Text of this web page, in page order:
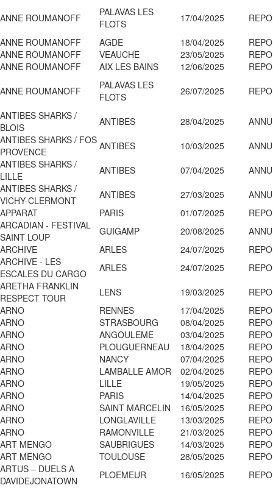
ANNE ROUMANOFF
PALAVAS LES
FLOTS
17/04/2025
ANNE ROUMANOFF
AGDE 18/04/2025
ANNE ROUMANOFF
VEAUCHE 23/05/2025
ANNE ROUMANOFF
AIX LES BAINS 12/06/2025
ANNE ROUMANOFF
PALAVAS LES
FLOTS
26/07/2025
ANTIBES SHARKS /
BLOIS
ANTIBES 28/04/2025
ANTIBES SHARKS / FOS
PROVENCE
ANTIBES 10/03/2025
ANTIBES SHARKS /
LILLE
ANTIBES 07/04/2025
ANTIBES SHARKS /
VICHY-CLERMONT
ANTIBES 27/03/2025
APPARAT
PARIS 01/07/2025
ARCADIAN - FESTIVAL
SAINT LOUP
GUIGAMP 20/08/2025
ARCHIVE
ARLES 24/07/2025
ARCHIVE - LES
ESCALES DU CARGO
ARLES 24/07/2025
ARETHA FRANKLIN
RESPECT TOUR
LENS 19/03/2025
ARNO
RENNES 17/04/2025
ARNO
STRASBOURG 08/04/2025
ARNO
ANGOULEME 03/04/2025
ARNO
PLOUGUERNEAU 18/04/2025
ARNO
NANCY 07/04/2025
ARNO
LAMBALLE AMOR 02/04/2025
ARNO
LILLE 19/05/2025
ARNO
PARIS 14/04/2025
ARNO
SAINT MARCELIN 16/05/2025
ARNO
LONGLAVILLE 13/03/2025
ARNO
RAMONVILLE 21/03/2025
ART MENGO
SAUBRIGUES 14/03/2025
ART MENGO
TOULOUSE 28/05/2025
ARTUS – DUELS A
DAVIDEJONATOWN
PLOEMEUR 16/05/2025